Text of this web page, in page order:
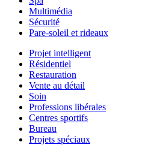
Multimédia
Sécurité
Pare-soleil et rideaux
Projet intelligent
Résidentiel
Restauration
Vente au détail
Soin
Professions libérales
Centres sportifs
Bureau
Projets spéciaux